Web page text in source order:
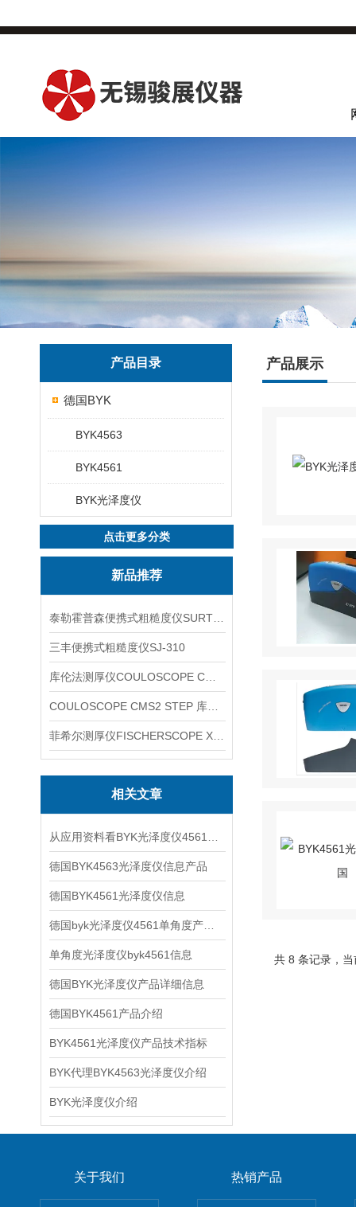
产品目录
德国BYK
BYK4563
BYK4561
BYK光泽度仪
点击更多分类
新品推荐
三丰便携式粗糙度仪SJ-310
相关文章
德国BYK4563光泽度仪信息产品
德国BYK4561光泽度仪信息
单角度光泽度仪byk4561信息
德国BYK光泽度仪产品详细信息
德国BYK4561产品介绍
BYK4561光泽度仪产品技术指标
BYK代理BYK4563光泽度仪介绍
BYK光泽度仪介绍
产品展示
共 8 条记录，
关于我们 热销产品